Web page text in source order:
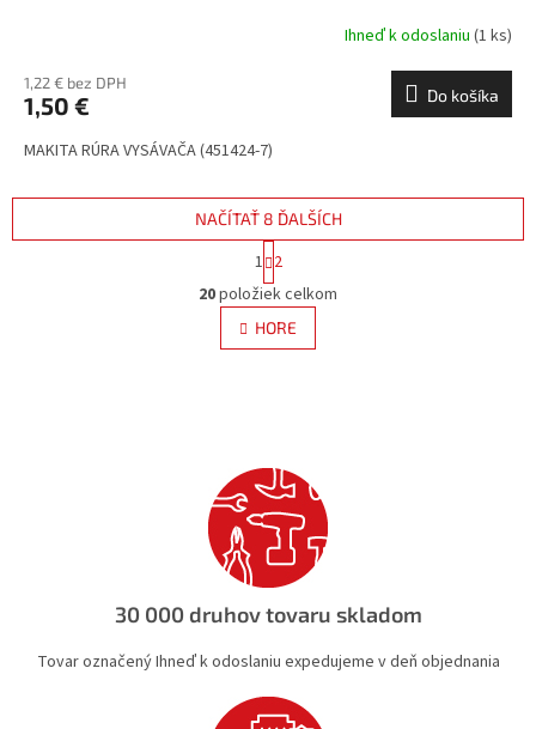
Ihneď k odoslaniu (1 ks)
1,22 € bez DPH
1,50 € Do košíka
MAKITA RÚRA VYSÁVAČA (451424-7)
O
v
l
á
e
p
r
v
k
ý
i
s
u
NAČÍTAŤ 8 ĎALŠÍCH
S
t
r
á
n
k
e
1 2
20položiek celkom
HORE
30 000 druhov tovaru skladom
Tovar označený Ihneď k odoslaniu expedujeme v deň objednania